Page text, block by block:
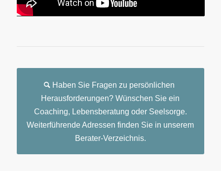
Haben Sie Fragen zu persönlichen
Herausforderungen? Wünschen Sie ein
Coaching, Lebensberatung oder Seelsorge.
Weiterführende Adressen finden Sie in unserem
Berater-Verzeichnis.